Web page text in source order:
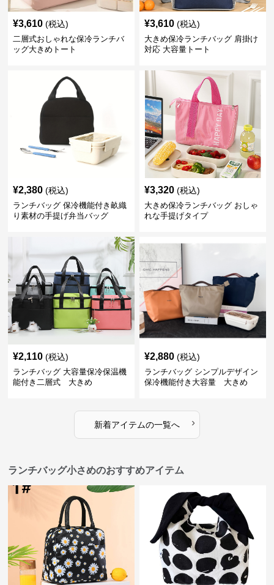
¥3,610 (税込)
二層式おしゃれな保冷ランチバ
ッグ大きめトート
¥3,610 (税込)
大きめ保冷ランチバッグ 肩掛け
対応 大容量トート
¥2,380 (税込)
ランチバッグ 保冷機能付き畝織
り素材の手提げ弁当バッグ
¥3,320 (税込)
大きめ保冷ランチバッグ おしゃ
れな手提げタイプ
¥2,110 (税込)
ランチバッグ 大容量保冷保温機
能付き二層式 大きめ
¥2,880 (税込)
ランチバッグ シンプルデザイン
保冷機能付き大容量 大きめ
新着アイテムの一覧へ ›
ランチバッグ小さめのおすすめアイテム